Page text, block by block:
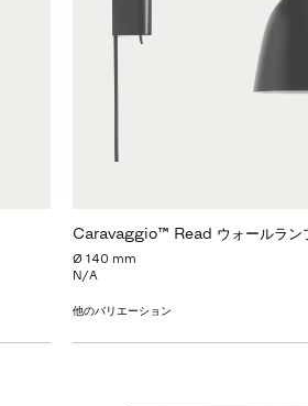
Caravaggio™ Read ウォールラン
Ø 140 mm
N/A
他のバリエーション